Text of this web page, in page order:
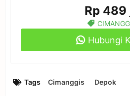
Rp 489
Hubungi
Tags Cimanggis Depok